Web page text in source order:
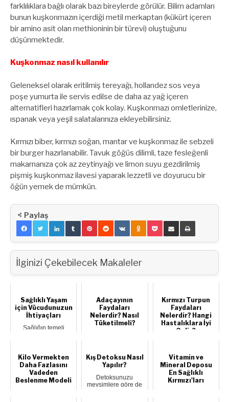
farklılıklara bağlı olarak bazı bireylerde görülür. Bilim adamları
bunun kuşkonmazın içerdiği metil merkaptan (kükürt içeren
bir amino asit olan methioninin bir türevi) oluştuğunu
düşünmektedir.
Kuşkonmaz nasıl kullanılır
Geleneksel olarak eritilmiş tereyağı, hollandez sos veya
poşe yumurta ile servis edilse de daha az yağ içeren
alternatifleri hazırlamak çok kolay. Kuşkonmazı omletlerinize,
ıspanak veya yeşil salatalarınıza ekleyebilirsiniz.
Kırmızı biber, kırmızı soğan, mantar ve kuşkonmaz ile sebzeli
bir burger hazırlanabilir. Tavuk göğüs dilimli, taze fesleğenli
makarnanıza çok az zeytinyağı ve limon suyu gezdirilmiş
pişmiş kuşkonmaz ilavesi yaparak lezzetli ve doyurucu bir
öğün yemek de mümkün.
Paylaş
İlginizi Çekebilecek Makaleler
Sağlıklı Yaşam
için Vücudunuzun
İhtiyaçları
Sağlığın temeli
aş...
Adaçayının
Faydaları
Nelerdir? Nasıl
Tüketilmeli?
aynı ailede...
Kırmızı Turpun
Faydaları
Nelerdir? Hangi
Hastalıklara İyi
Gelir?
atıştırmalık olarak
sofralarımızda yer
al...
Kilo Vermekten
Daha Fazlasını
Vadeden
Beslenme Modeli
Kış Detoksu Nasıl
Yapılır?
Detoksunuzu
mevsimlere göre de
Vitamin ve
Mineral Deposu
En Sağlıklı
Kırmızı'ları